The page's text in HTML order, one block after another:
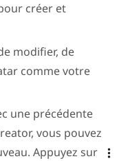
créer et
modifier, de
comme votre
une précédente
, vous pouvez
Appuyez sur